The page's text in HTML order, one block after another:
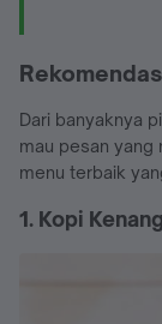
Dari banyaknya
mau pesan yang
menu terbaik
1. Kopi